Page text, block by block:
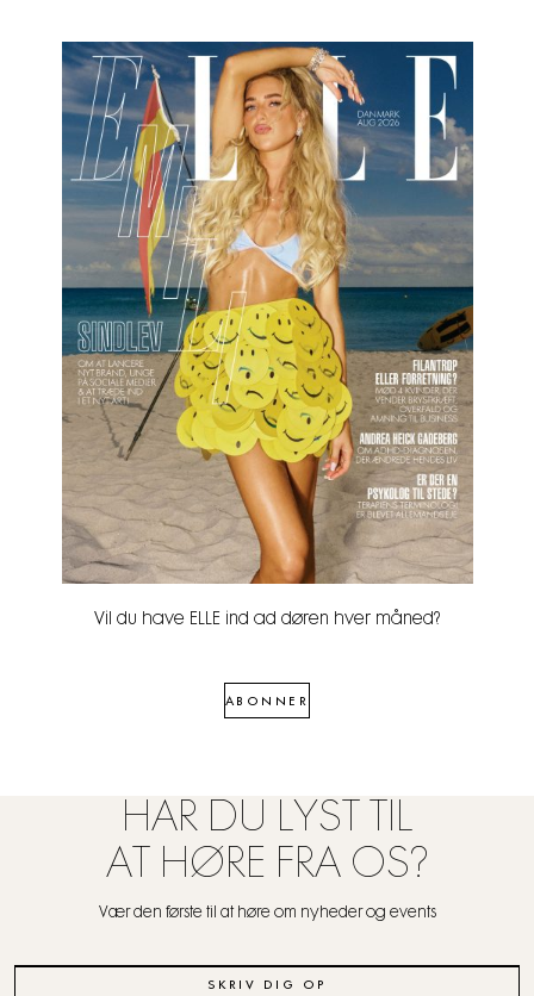
Vil du have ELLE ind ad døren hver måned?
ABONNER
HAR DU LYST TIL
AT HØRE FRA OS?
Vær den første til at høre om nyheder og events
SKRIV DIG OP